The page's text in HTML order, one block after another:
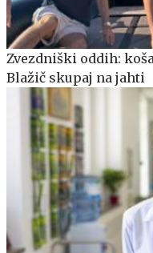
Zvezdniški oddih:
Blažič skupaj na jahti